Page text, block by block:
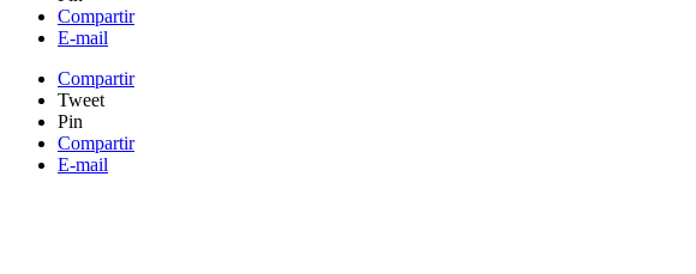
Compartir
E-mail
Compartir
Tweet
Pin
Compartir
E-mail